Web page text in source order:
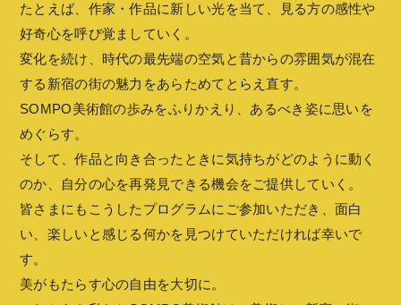
たとえば、作家・作品に新しい光を当て、見る方の感性や
好奇心を呼び覚ましていく。
変化を続け、時代の最先端の空気と昔からの雰囲気が混在
する新宿の街の魅力をあらためてとらえ直す。
SOMPO美術館の歩みをふりかえり、あるべき姿に思いを
めぐらす。
そして、作品と向き合ったときに気持ちがどのように動く
のか、自分の心を再発見できる機会をご提供していく。
皆さまにもこうしたプログラムにご参加いただき、面白
い、楽しいと感じる何かを見つけていただければ幸いで
す。
美がもたらす心の自由を大切に。